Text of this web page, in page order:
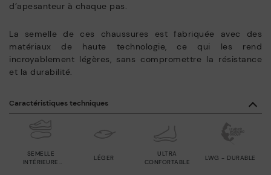
d’apesanteur à chaque pas.
La semelle de ces chaussures est fabriquée avec des
matériaux de haute technologie, ce qui les rend
incroyablement légères, sans compromettre la résistance
et la durabilité.
Caractéristiques techniques
LÉGER
SEMELLE
INTÉRIEURE
ULTRA
CONFORTABLE
LWG - DURABLE